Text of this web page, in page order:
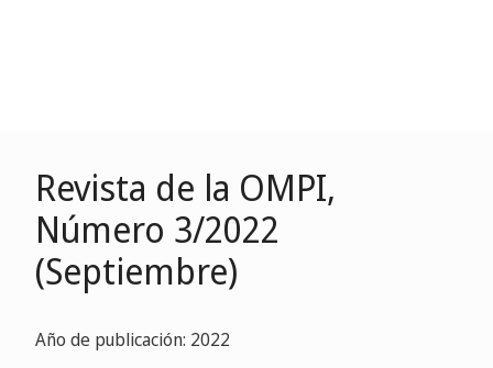
Revista de la OMPI,
Número 3/2022
(Septiembre)
Año de publicación: 2022